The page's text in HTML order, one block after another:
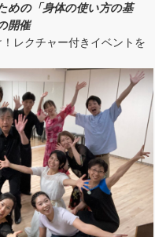
めの「身体の使い方の基
開催
レクチャー付きイベントを